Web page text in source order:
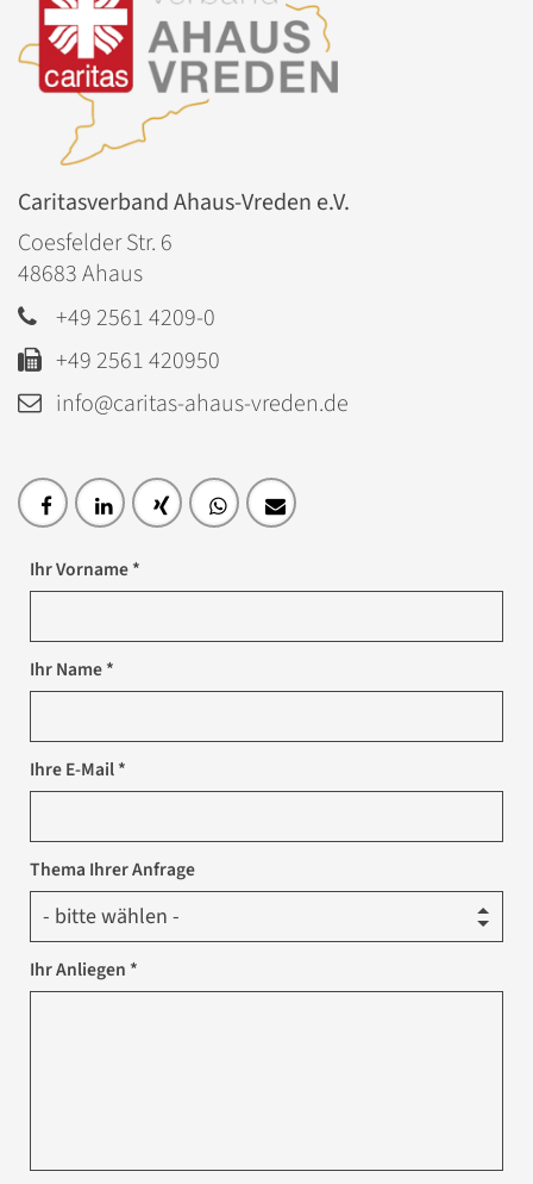
Ihr Vorname *
Ihr Name *
Ihre E-Mail *
Thema Ihrer Anfrage
Ihr Anliegen *
Caritasverband Ahaus-Vreden e.V.
Coesfelder Str. 6
48683Ahaus
+49 2561 4209-0
+49 2561 420950
info@caritas-ahaus-vreden.de